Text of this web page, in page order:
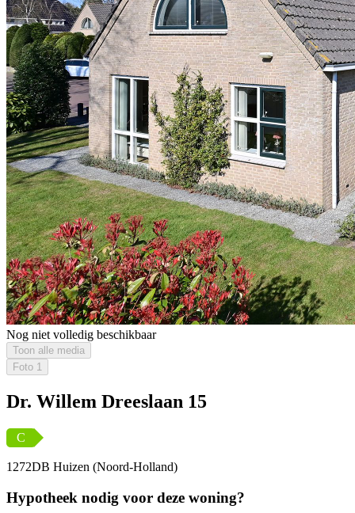
Nog niet volledig beschikbaar
Toon alle media
Foto 1
Dr. Willem Dreeslaan 15
C
1272DB Huizen (Noord-Holland)
Hypotheek nodig voor deze woning?